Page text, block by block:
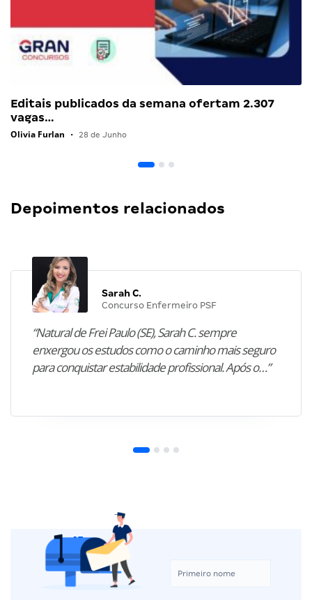
Editais publicados da semana ofertam 2.307
vagas…
Olivia Furlan • 28 de Junho
Depoimentos relacionados
Sarah C.
Concurso Enfermeiro PSF
“Natural de Frei Paulo (SE), Sarah C. sempre
enxergou os estudos como o caminho mais seguro
para conquistar estabilidade profissional. Após o…”